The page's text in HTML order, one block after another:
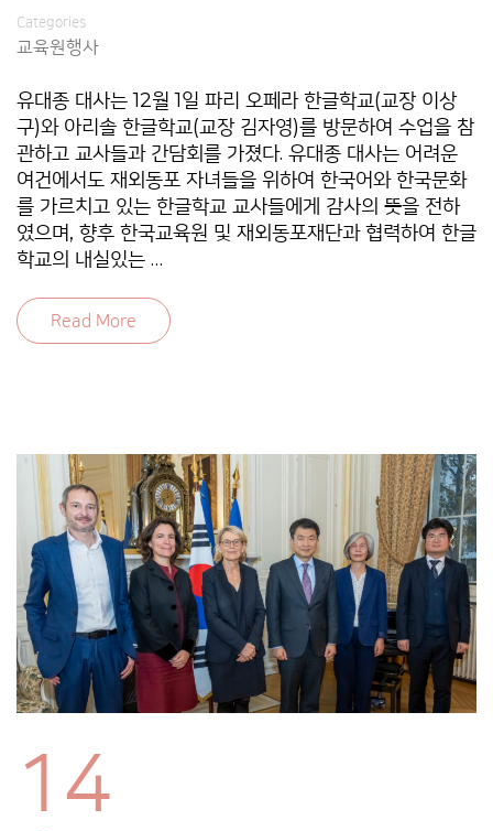
Categories
교육원행사
유대종 대사는 12월 1일 파리 오페라 한글학교(교장 이상
구)와 아리솔 한글학교(교장 김자영)를 방문하여 수업을 참
관하고 교사들과 간담회를 가졌다. 유대종 대사는 어려운
여건에서도 재외동포 자녀들을 위하여 한국어와 한국문화
를 가르치고 있는 한글학교 교사들에게 감사의 뜻을 전하
였으며, 향후 한국교육원 및 재외동포재단과 협력하여 한글
학교의 내실있는 …
Read More
14